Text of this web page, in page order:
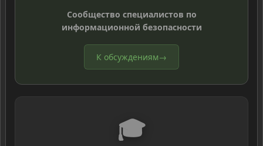
Сообщество специалистов по
информационной безопасности
К обсуждениям→
🎓